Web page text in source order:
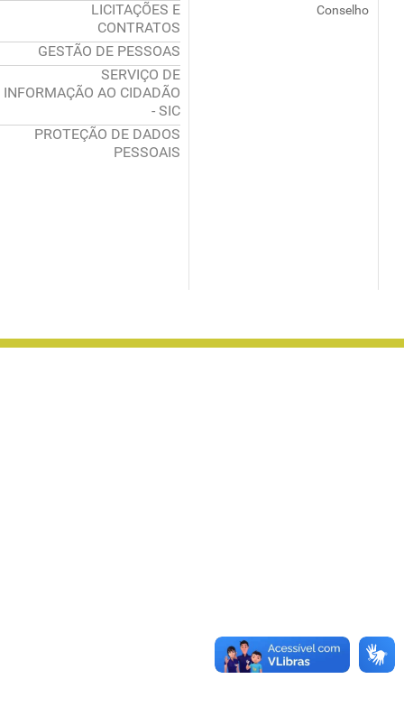
LICITAÇÕES E
CONTRATOS
GESTÃO DE PESSOAS
SERVIÇO DE
INFORMAÇÃO AO CIDADÃO
- SIC
PROTEÇÃO DE DADOS
PESSOAIS
Conselho